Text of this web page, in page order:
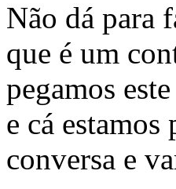
Não dá para
que é um
pegamos
e cá
conversa e